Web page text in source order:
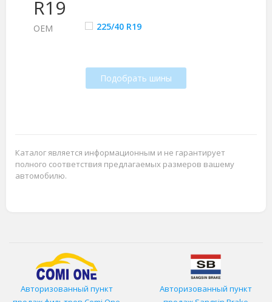
R19
ОЕМ 225/40 R19
Подобрать шины
Каталог является информационным и не гарантирует
полного соответствия предлагаемых размеров вашему
автомобилю.
Авторизованный пункт
Авторизованный пункт